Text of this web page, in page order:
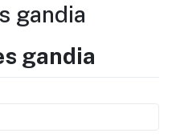
gandia
gandia